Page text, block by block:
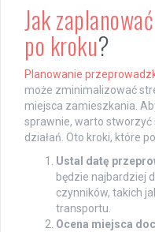
Jak
po kroku?
Planowanie
może zminimalizować
miejsca zamieszkania.
sprawnie, warto
działań. Oto kroki, które
Ustal datę
będzie najbardziej
czynników, takich
transportu.
Ocena miejsca